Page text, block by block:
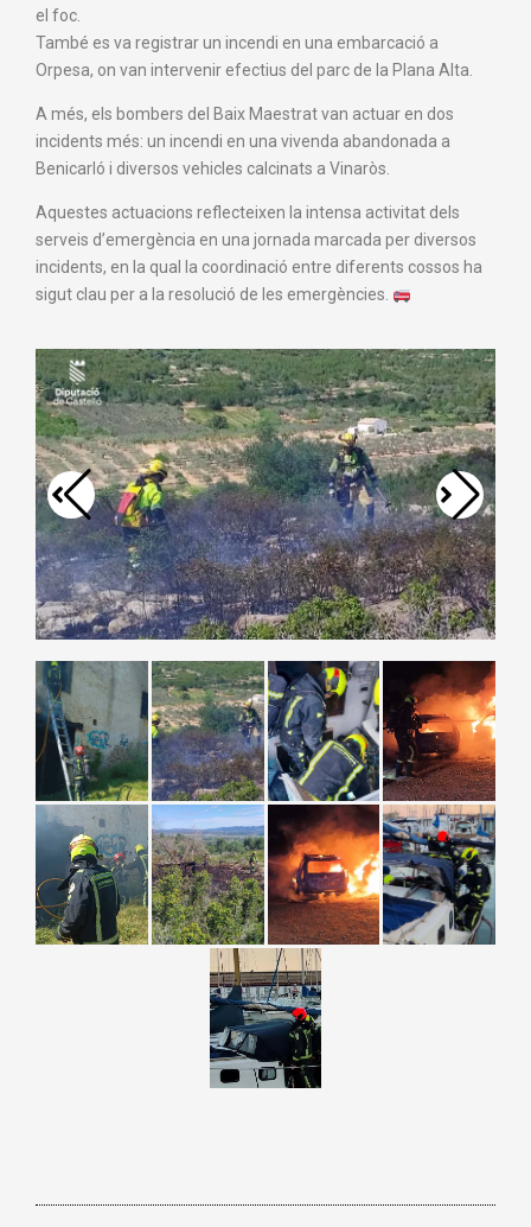
el foc.
També es va registrar un incendi en una embarcació a
Orpesa, on van intervenir efectius del parc de la Plana Alta.
A més, els bombers del Baix Maestrat van actuar en dos
incidents més: un incendi en una vivenda abandonada a
Benicarló i diversos vehicles calcinats a Vinaròs.
Aquestes actuacions reflecteixen la intensa activitat dels
serveis d’emergència en una jornada marcada per diversos
incidents, en la qual la coordinació entre diferents cossos ha
sigut clau per a la resolució de les emergències.